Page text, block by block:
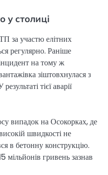
у столиці
за участю елітних
регулярно. Раніше
на тому ж
зіштовхнулася з
тієї аварії
випадок на Осокорках, де
швидкості не
в бетонну конструкцію.
мільйонів гривень зазнав